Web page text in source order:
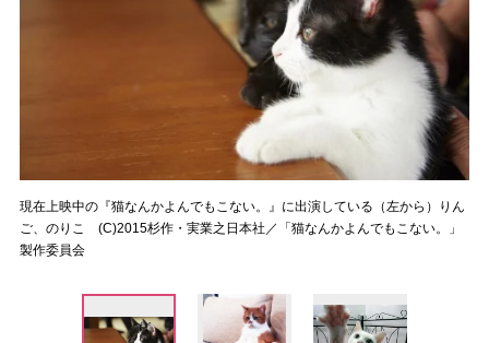
現在上映中の『猫なんかよんでもこない。』に出演している（左から）りん
ご、のりこ (C)2015杉作・実業之日本社／「猫なんかよんでもこない。」
製作委員会